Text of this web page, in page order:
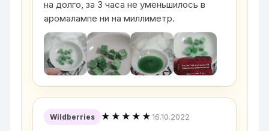
на долго, за 3 часа не уменьшилось в
аромалампе ни на миллиметр.
Wildberries ★★★★★16.10.2022